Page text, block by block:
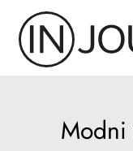
sadržaj
Modni